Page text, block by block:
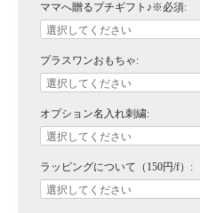
ママへ贈るプチギフト♪※必須:
プラスワンおもちゃ:
オプション名入れ刺繍:
ラッピングについて（150円/f）: